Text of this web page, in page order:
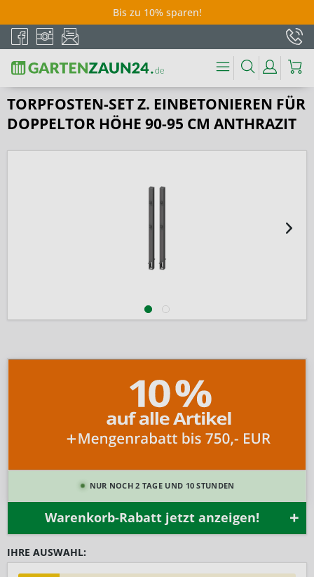
Bis zu 10% sparen!
TORPFOSTEN-SET Z. EINBETONIEREN FÜR
DOPPELTOR HÖHE 90-95 CM ANTHRAZIT
NUR NOCH 2 TAGE UND 10 STUNDEN
Warenkorb-Rabatt jetzt anzeigen!
IHRE AUSWAHL: